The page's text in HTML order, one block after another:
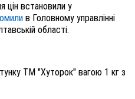
цін встановили у
в Головному управлінні
області.
ТМ "Хуторок" вагою 1 кг з